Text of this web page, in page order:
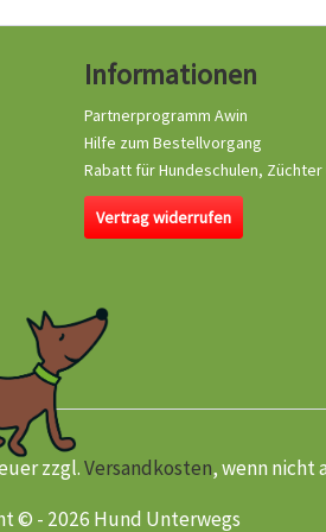
Informationen
Partnerprogramm Awin
Hilfe zum Bestellvorgang
Rabatt für Hundeschulen,
Vertrag widerrufen
zzgl.Versandkosten, wenn nicht
© - 2026 Hund Unterwegs